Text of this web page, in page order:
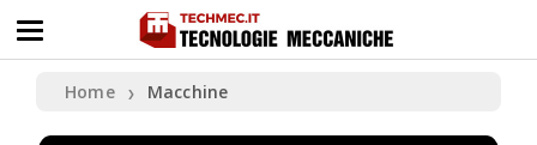
Home ❯ Macchine